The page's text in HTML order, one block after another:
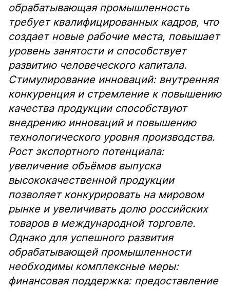
обрабатывающая промышленность
требует квалифицированных кадров, что
создает новые рабочие места, повышает
уровень занятости и способствует
развитию человеческого капитала.
Стимулирование инноваций: внутренняя
конкуренция и стремление к повышению
качества продукции способствуют
внедрению инноваций и повышению
технологического уровня производства.
Рост экспортного потенциала:
увеличение объёмов выпуска
высококачественной продукции
позволяет конкурировать на мировом
рынке и увеличивать долю российских
товаров в международной торговле.
Однако для успешного развития
обрабатывающей промышленности
необходимы комплексные меры:
финансовая поддержка: предоставление